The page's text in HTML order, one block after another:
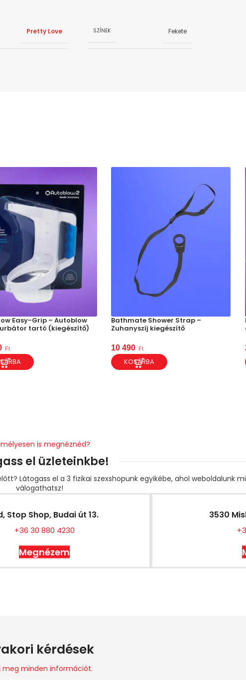
Pretty Love SZÍNEK Fekete
Easy-Grip – Autoblow
tartó (kiegészítő)
Ft
Bathmate Shower Strap –
Zuhanyszíj kiegészítő
10 490 Ft
KOSÁRBA
is megnéznéd?
el üzleteinkbe!
Látogass el a 3 fizikai szexshopunk egyikébe, ahol weboldalunk
válogathatsz!
Stop Shop, Budai út 13.
+36 30 880 4230
Megnézem
3530
kérdések
meg minden információt.